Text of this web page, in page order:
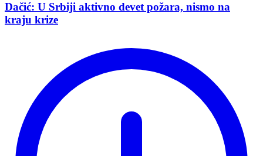
Dačić: U Srbiji aktivno devet požara, nismo na
kraju krize